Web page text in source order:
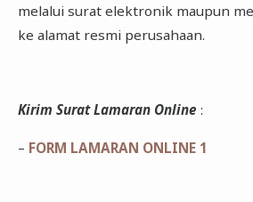
melalui surat elektronik maupun
ke alamat resmi perusahaan.
Kirim Surat Lamaran Online :
– FORM LAMARAN ONLINE 1